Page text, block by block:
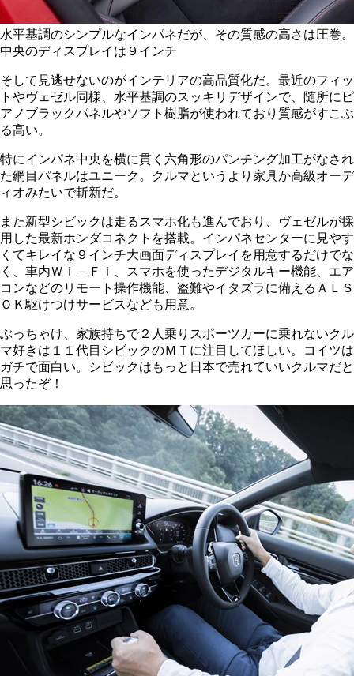
水平基調のシンプルなインパネだが、その質感の高さは圧巻。
中央のディスプレイは９インチ
そして見逃せないのがインテリアの高品質化だ。最近のフィッ
トやヴェゼル同様、水平基調のスッキリデザインで、随所にピ
アノブラックパネルやソフト樹脂が使われており質感がすこぶ
る高い。
特にインパネ中央を横に貫く六角形のパンチング加工がなされ
た網目パネルはユニーク。クルマというより家具か高級オーデ
ィオみたいで斬新だ。
また新型シビックは走るスマホ化も進んでおり、ヴェゼルが採
用した最新ホンダコネクトを搭載。インパネセンターに見やす
くてキレイな９インチ大画面ディスプレイを用意するだけでな
く、車内Ｗｉ－Ｆｉ、スマホを使ったデジタルキー機能、エア
コンなどのリモート操作機能、盗難やイタズラに備えるＡＬＳ
ＯＫ駆けつけサービスなども用意。
ぶっちゃけ、家族持ちで２人乗りスポーツカーに乗れないクル
マ好きは１１代目シビックのＭＴに注目してほしい。コイツは
ガチで面白い。シビックはもっと日本で売れていいクルマだと
思ったぞ！